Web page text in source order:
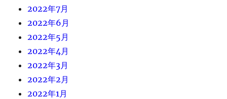
2022年7月
2022年6月
2022年5月
2022年4月
2022年3月
2022年2月
2022年1月